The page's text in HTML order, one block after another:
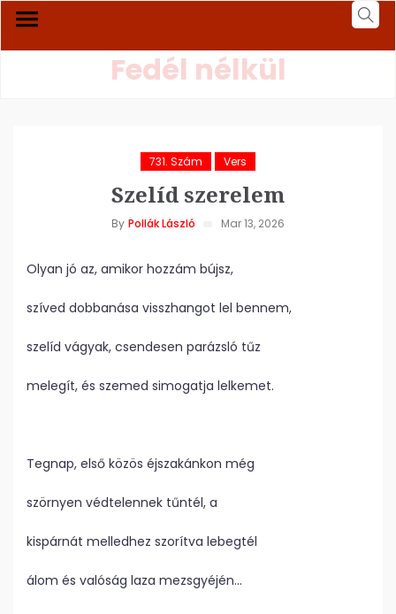
Fedél nélkül
731. Szám Vers
Szelíd szerelem
By Pollák László Mar 13, 2026
Olyan jó az, amikor hozzám bújsz,
szíved dobbanása visszhangot lel bennem,
szelíd vágyak, csendesen parázsló tűz
melegít, és szemed simogatja lelkemet.
Tegnap, első közös éjszakánkon még
szörnyen védtelennek tűntél, a
kispárnát melledhez szorítva lebegtél
álom és valóság laza mezsgyéjén…